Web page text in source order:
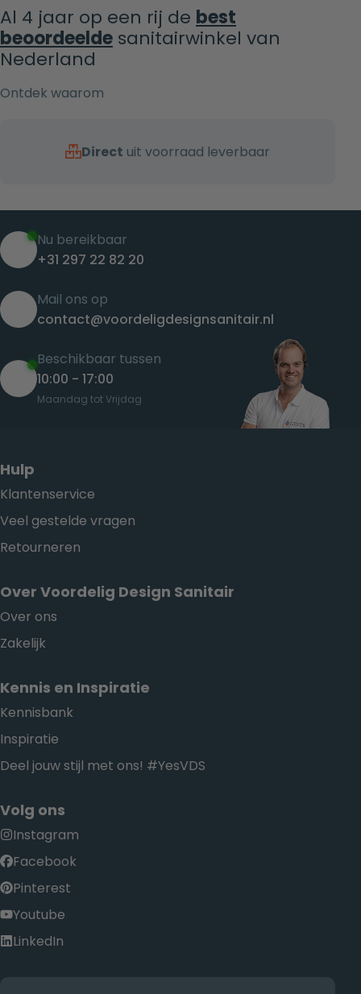
Al 4 jaar op een rij de best
beoordeelde sanitairwinkel van
Nederland
Ontdek waarom
Direct uit voorraad leverbaar
Nu bereikbaar
+31 297 22 82 20
Mail ons op
contact@voordeligdesignsanitair.nl
Beschikbaar tussen
10:00 - 17:00
Maandag tot Vrijdag
Hulp
Klantenservice
Veel gestelde vragen
Retourneren
Over Voordelig Design Sanitair
Over ons
Zakelijk
Kennis en Inspiratie
Kennisbank
Inspiratie
Deel jouw stijl met ons! #YesVDS
Volg ons
Instagram
Facebook
Pinterest
Youtube
LinkedIn